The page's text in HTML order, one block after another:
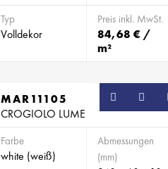
Typ
Volldekor
Preis inkl. MwSt.
84,68 € /
m²
MAR11105
CROGIOLO LUME
Farbe
white (weiß)
Abmessungen
(mm)